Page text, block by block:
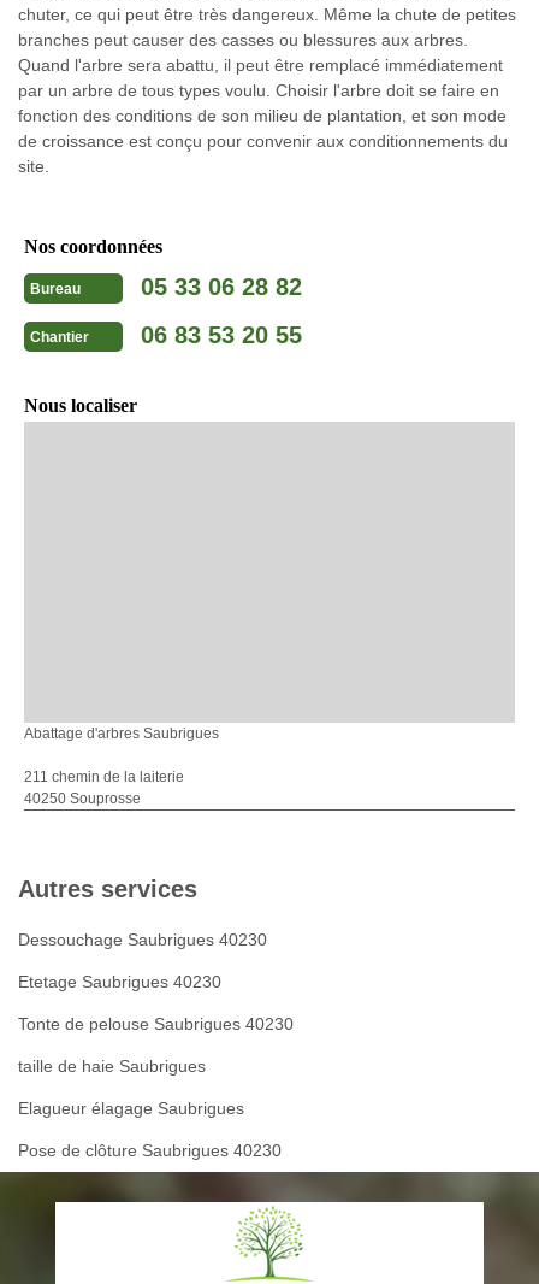
chuter, ce qui peut être très dangereux. Même la chute de petites
branches peut causer des casses ou blessures aux arbres.
Quand l'arbre sera abattu, il peut être remplacé immédiatement
par un arbre de tous types voulu. Choisir l'arbre doit se faire en
fonction des conditions de son milieu de plantation, et son mode
de croissance est conçu pour convenir aux conditionnements du
site.
Nos coordonnées
Bureau 05 33 06 28 82
Chantier 06 83 53 20 55
Nous localiser
Abattage d'arbres Saubrigues
211 chemin de la laiterie
40250 Souprosse
Autres services
Dessouchage Saubrigues 40230
Etetage Saubrigues 40230
Tonte de pelouse Saubrigues 40230
taille de haie Saubrigues
Elagueur élagage Saubrigues
Pose de clôture Saubrigues 40230